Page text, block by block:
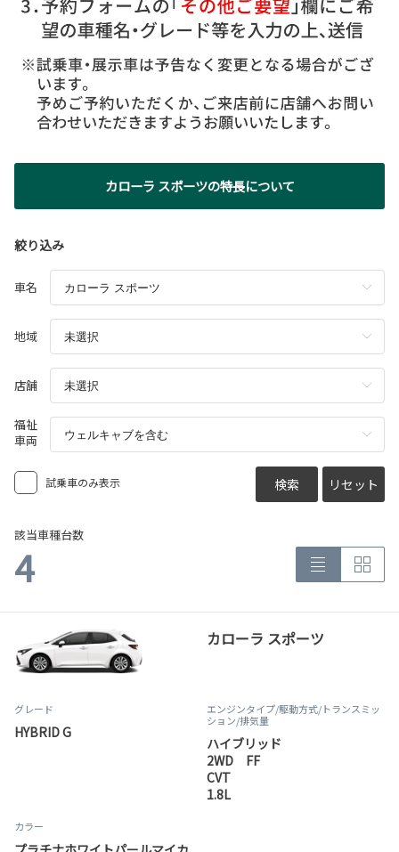
カローラ スポーツの特長について
絞り込み
車名
地域
店舗
福祉
車両
試乗車のみ表示 検索 リセット
該当車種台数
4
カローラ スポーツ
グレード
HYBRID G
エンジンタイプ/駆動方式/トランスミッ
ション/排気量
ハイブリッド
2WD FF
CVT
1.8L
カラー